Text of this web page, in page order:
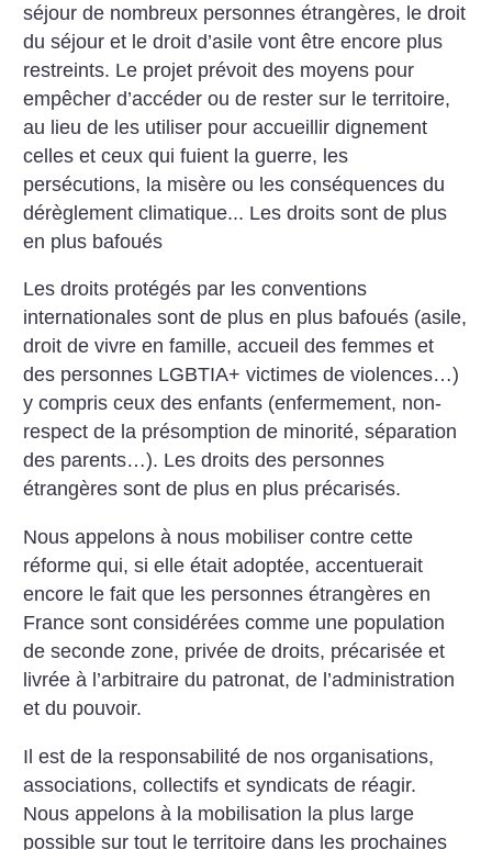
séjour de nombreux personnes étrangères, le droit
du séjour et le droit d’asile vont être encore plus
restreints. Le projet prévoit des moyens pour
empêcher d’accéder ou de rester sur le territoire,
au lieu de les utiliser pour accueillir dignement
celles et ceux qui fuient la guerre, les
persécutions, la misère ou les conséquences du
dérèglement climatique... Les droits sont de plus
en plus bafoués
Les droits protégés par les conventions
internationales sont de plus en plus bafoués (asile,
droit de vivre en famille, accueil des femmes et
des personnes LGBTIA+ victimes de violences…)
y compris ceux des enfants (enfermement, non-
respect de la présomption de minorité, séparation
des parents…). Les droits des personnes
étrangères sont de plus en plus précarisés.
Nous appelons à nous mobiliser contre cette
réforme qui, si elle était adoptée, accentuerait
encore le fait que les personnes étrangères en
France sont considérées comme une population
de seconde zone, privée de droits, précarisée et
livrée à l’arbitraire du patronat, de l’administration
et du pouvoir.
Il est de la responsabilité de nos organisations,
associations, collectifs et syndicats de réagir.
Nous appelons à la mobilisation la plus large
possible sur tout le territoire dans les prochaines